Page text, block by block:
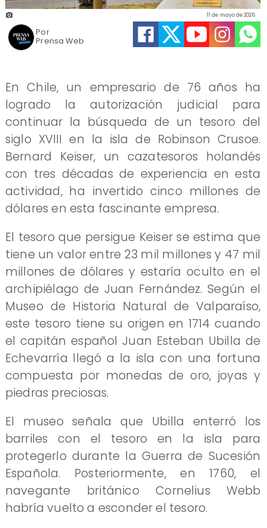
Prensa Web
11 de mayo de 2026
Por
En Chile, un empresario de 76 años ha
logrado la autorización judicial para
continuar la búsqueda de un tesoro del
siglo XVIII en la isla de Robinson Crusoe.
Bernard Keiser, un cazatesoros holandés
con tres décadas de experiencia en esta
actividad, ha invertido cinco millones de
dólares en esta fascinante empresa.
El tesoro que persigue Keiser se estima que
tiene un valor entre 23 mil millones y 47 mil
millones de dólares y estaría oculto en el
archipiélago de Juan Fernández. Según el
Museo de Historia Natural de Valparaíso,
este tesoro tiene su origen en 1714 cuando
el capitán español Juan Esteban Ubilla de
Echevarría llegó a la isla con una fortuna
compuesta por monedas de oro, joyas y
piedras preciosas.
El museo señala que Ubilla enterró los
barriles con el tesoro en la isla para
protegerlo durante la Guerra de Sucesión
Española. Posteriormente, en 1760, el
navegante británico Cornelius Webb
habría vuelto a esconder el tesoro.